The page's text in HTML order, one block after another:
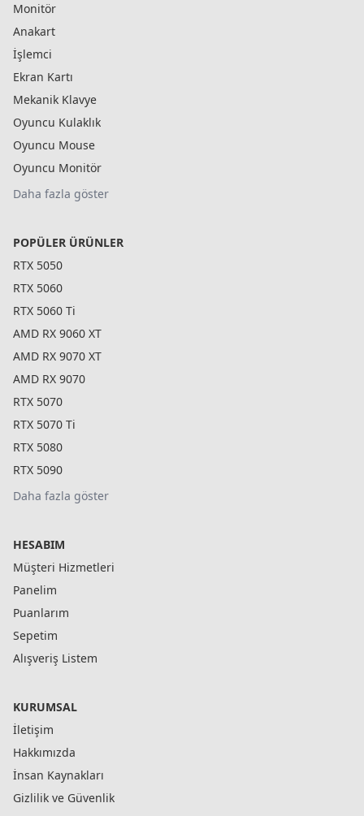
Monitör
Anakart
İşlemci
Ekran Kartı
Mekanik Klavye
Oyuncu Kulaklık
Oyuncu Mouse
Oyuncu Monitör
Daha fazla göster
POPÜLER ÜRÜNLER
RTX 5050
RTX 5060
RTX 5060 Ti
AMD RX 9060 XT
AMD RX 9070 XT
AMD RX 9070
RTX 5070
RTX 5070 Ti
RTX 5080
RTX 5090
Daha fazla göster
HESABIM
Müşteri Hizmetleri
Panelim
Puanlarım
Sepetim
Alışveriş Listem
KURUMSAL
İletişim
Hakkımızda
İnsan Kaynakları
Gizlilik ve Güvenlik